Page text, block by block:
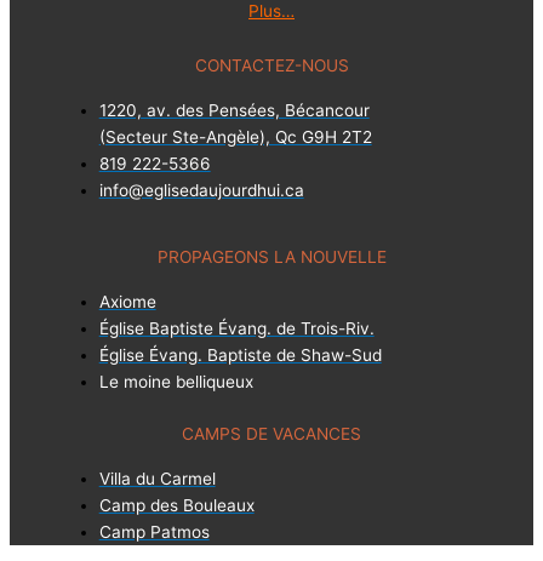
Plus…
CONTACTEZ-NOUS
1220, av. des Pensées, Bécancour
(Secteur Ste-Angèle), Qc G9H 2T2
819 222-5366
info@eglisedaujourdhui.ca
PROPAGEONS LA NOUVELLE
Axiome
Église Baptiste Évang. de Trois-Riv.
Église Évang. Baptiste de Shaw-Sud
Le moine belliqueux
CAMPS DE VACANCES
Villa du Carmel
Camp des Bouleaux
Camp Patmos